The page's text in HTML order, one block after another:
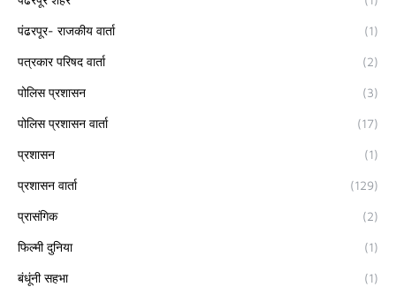
पंढरपूर- राजकीय वार्ता (1)
पत्रकार परिषद वार्ता (2)
पोलिस प्रशासन (3)
पोलिस प्रशासन वार्ता (17)
प्रशासन (1)
प्रशासन वार्ता (129)
प्रासंगिक (2)
फिल्मी दुनिया (1)
बंधूंनी सहभा (1)